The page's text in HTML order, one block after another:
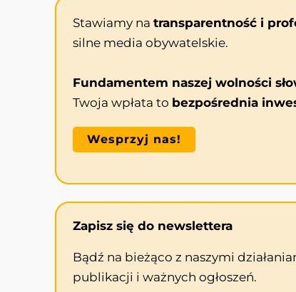
Stawiamy na transparentność i
silne media obywatelskie.
Fundamentem naszej wolności
Twoja wpłata to bezpośrednia
Wesprzyj nas!
Zapisz się do newslettera
Bądź na bieżąco z naszymi
publikacji i ważnych ogłoszeń.